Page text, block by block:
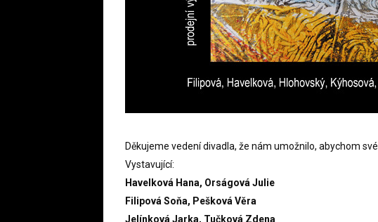
Děkujeme vedení divadla, že nám umožnilo, abychom
Vystavující:
Havelková Hana, Orságová Julie
Filipová Soňa, Pešková Věra
Jelínková Jarka, Tučková Zdena